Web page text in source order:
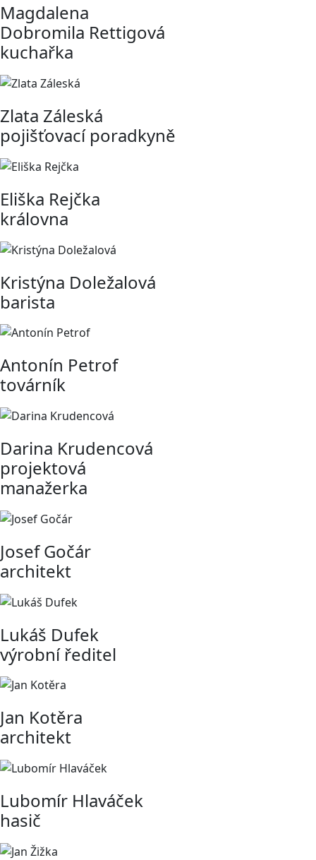
Magdalena
Dobromila Rettigová
kuchařka
Zlata Záleská
pojišťovací poradkyně
Eliška Rejčka
královna
Kristýna Doležalová
barista
Antonín Petrof
továrník
Darina Krudencová
projektová
manažerka
Josef Gočár
architekt
Lukáš Dufek
výrobní ředitel
Jan Kotěra
architekt
Lubomír Hlaváček
hasič